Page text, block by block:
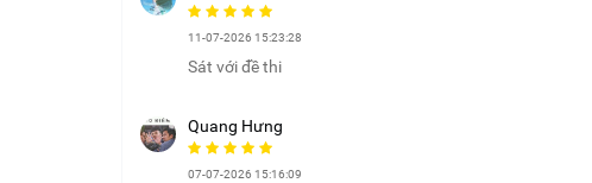
11-07-2026 15:23:28
Sát với đề thi
Quang Hưng
07-07-2026 15:16:09